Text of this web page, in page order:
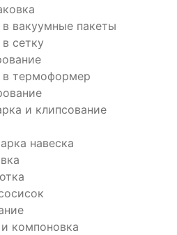
в вакуумные пакеты
сетку
в термоформер
и клипсование
навеска
и компоновка